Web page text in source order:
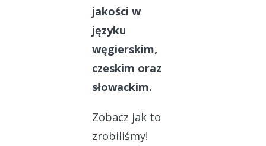
jakości w
języku
węgierskim,
czeskim oraz
słowackim.
Zobacz jak to
zrobiliśmy!